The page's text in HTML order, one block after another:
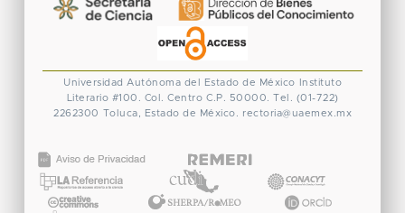
Universidad Autónoma del Estado de México
Instituto
Literario #100. Col. Centro C.P. 50000. Tel. (01-722)
2262300 Toluca, Estado de México. rectoria@uaemex.mx